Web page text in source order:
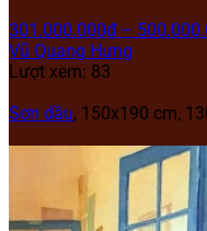
301.000.000₫ –
Vũ Quang Hưng
Lượt xem: 83
Sơn dầu, 150x190 cm,